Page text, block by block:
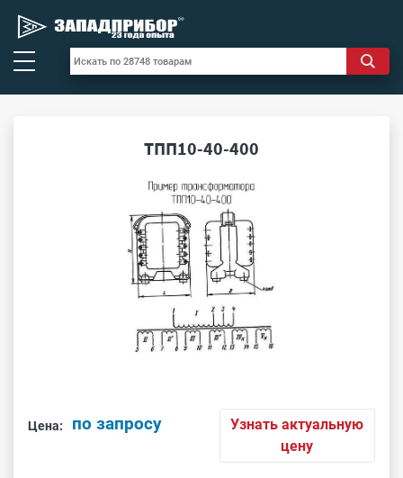
ТПП10-40-400
Цена: по запросу
Узнать актуальную
цену